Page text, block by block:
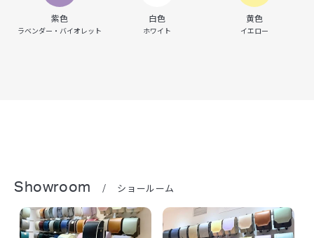
紫色
ラベンダー・バイオレット
白色
ホワイト
黄色
イエロー
Showroom / ショールーム